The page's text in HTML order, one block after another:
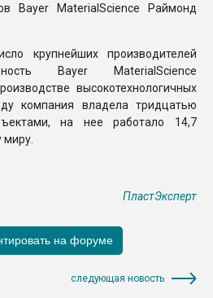
Bayer MaterialScience Раймонд
крупнейших производителей
Bayer MaterialScience
высокотехнологичных
компания владела тридцатью
на нее работало 14,7
миру.
ПластЭксперт
следующая новость